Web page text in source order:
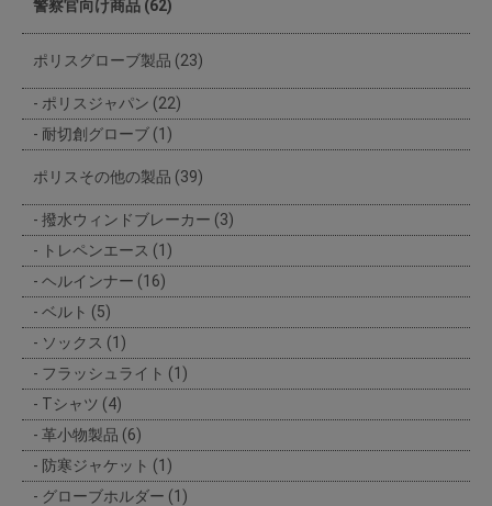
警察官向け商品 (62)
ポリスグローブ製品 (23)
ポリスジャパン (22)
耐切創グローブ (1)
ポリスその他の製品 (39)
撥水ウィンドブレーカー (3)
トレペンエース (1)
ヘルインナー (16)
ベルト (5)
ソックス (1)
フラッシュライト (1)
Tシャツ (4)
革小物製品 (6)
防寒ジャケット (1)
グローブホルダー (1)